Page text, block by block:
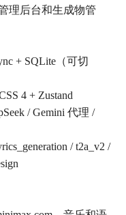
理后台和生成物管
+ SQLite（可切
4 + Zustand
/ Gemini 代理 /
/ t2a_v2 /